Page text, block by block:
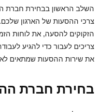
השלב הראשון בבחירת חברת
צרכי ההסעות של הארגון
הזקוקים להסעה, את לוחות
צריכים לעבור כדי להגיע
את שירות ההסעות שמתאים
בחירת חברת